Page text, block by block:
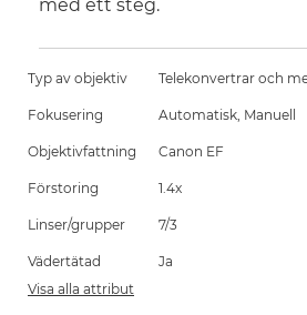
med ett steg.
Typ av objektiv Telekonvertrar och
Fokusering Automatisk, Manuell
Objektivfattning Canon EF
Förstoring 1.4x
Linser/grupper 7/3
Vädertätad
Ja
Visa alla attribut